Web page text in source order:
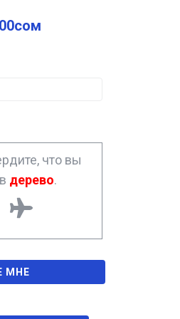
сом
что вы
дерево.